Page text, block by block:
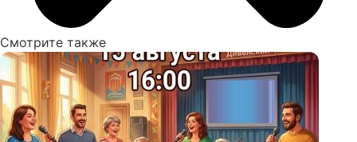
Смотрите также